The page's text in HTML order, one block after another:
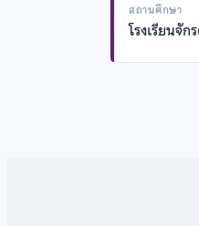
สถานศึกษา
โรงเรียนจั